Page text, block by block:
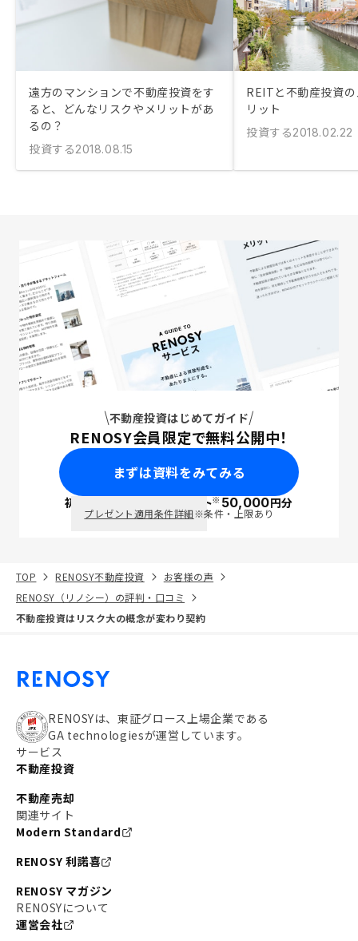
遠方のマンションで不動産投資をす
ると、どんなリスクやメリットがあ
るの？
投資する2018.08.15
REITと不動産投資
リット
投資する2018.02.22
不動産投資はじめてガイド
RENOSY会員限定で無料公開中！
まずは資料をみてみる
初回面談で ポイント※50,000円分
プレゼント適用条件詳細※条件・上限あり
TOP RENOSY不動産投資
お客様の声
RENOSY（リノシー）の評判・口コミ
不動産投資はリスク大の概念が変わり契約
RENOSYは、東証グロース上場企業である
GA technologiesが運営しています。
サービス
不動産投資
不動産売却
関連サイト
Modern Standard
RENOSY 利諾喜
RENOSY マガジン
RENOSYについて
運営会社